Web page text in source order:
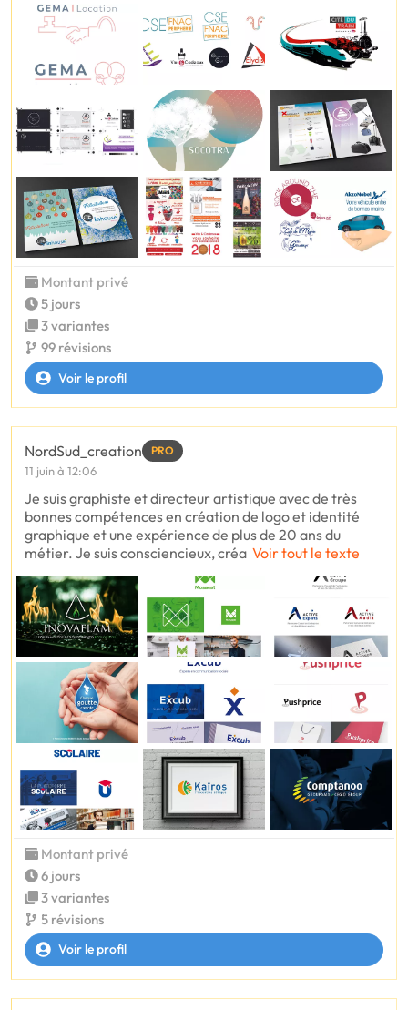
Montant privé
5 jours
3 variantes
99 révisions
Voir le profil
NordSud_creation PRO
11 juin à 12:06
Je suis graphiste et directeur artistique avec de très
bonnes compétences en création de logo et identité
graphique et une expérience de plus de 20 ans du
métier. Je suis consciencieux, créa Voir tout le texte
Montant privé
6 jours
3 variantes
5 révisions
Voir le profil